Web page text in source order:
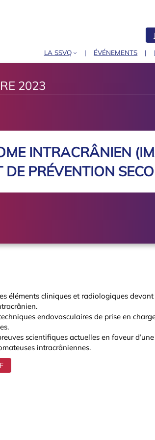
LA SSVQ ÉVÉNEMENTS
2023
INTRACRÂNIEN
DE PRÉVENTION
éléments cliniques et radiologiques
endovasculaires de prise en
scientifiques actuelles en faveur
intracrâniennes.